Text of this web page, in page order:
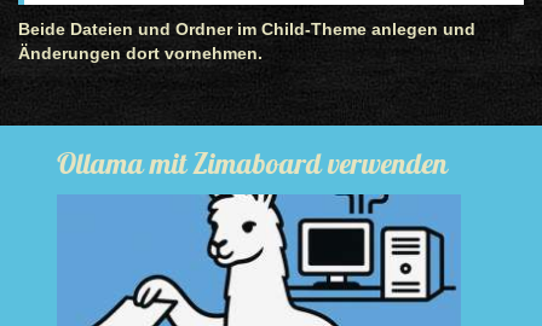
Beide Dateien und Ordner im Child-Theme anlegen und
Änderungen dort vornehmen.
Ollama mit Zimaboard verwenden